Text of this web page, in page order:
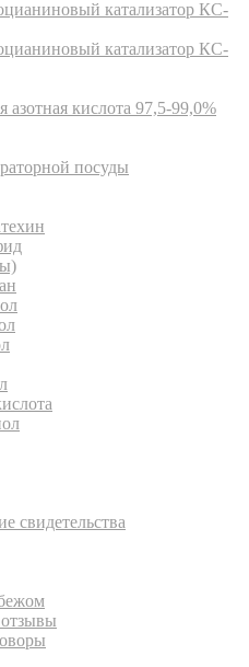
катализатор КС-
катализатор КС-
азотная кислота 97,5-99,0%
посуды
свидетельства